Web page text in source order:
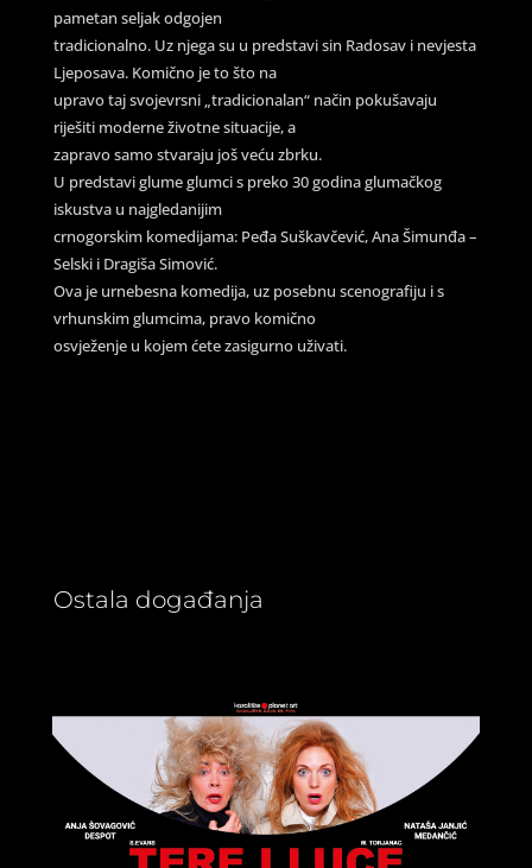
pametan seljak odgojen
tradicionalno. Uz njega su u predstavi sin Radosav i nevjesta
Ljeposava. Komično je to što na
upravo taj svojevrsni „tradicionalan“ način pokušavaju
riješiti moderne životne situacije, a
zapravo samo stvaraju još veću zbrku.
U predstavi glume glumci s preko 30 godina glumačkog
iskustva u najgledanijim
crnogorskim komedijama: Peđa Suškavčević, Ana Šimunđa –
Selski i Dragiša Simović.
Ova je urnebesna komedija, uz posebnu scenografiju i s
vrhunskim glumcima, pravo komično
osvježenje u kojem ćete zasigurno uživati.
Ostala događanja